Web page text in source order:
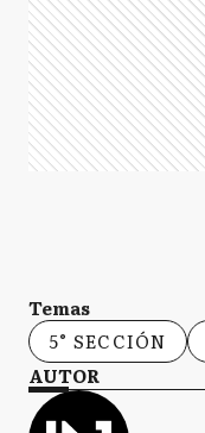
Temas
5° SECCIÓN
AUTOR